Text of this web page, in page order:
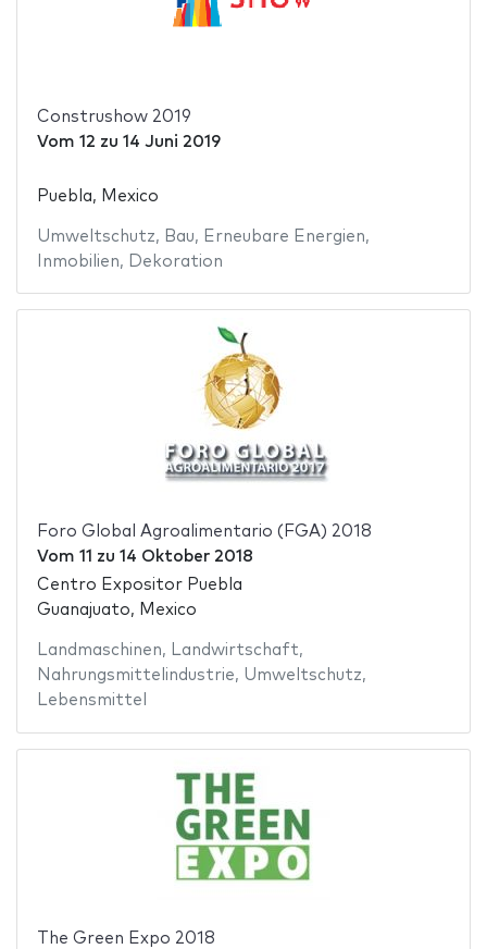
Construshow 2019
Vom 12 zu 14 Juni 2019
Puebla, Mexico
Umweltschutz, Bau, Erneubare Energien,
Inmobilien, Dekoration
Foro Global Agroalimentario (FGA) 2018
Vom 11 zu 14 Oktober 2018
Centro Expositor Puebla
Guanajuato, Mexico
Landmaschinen, Landwirtschaft,
Nahrungsmittelindustrie, Umweltschutz,
Lebensmittel
The Green Expo 2018